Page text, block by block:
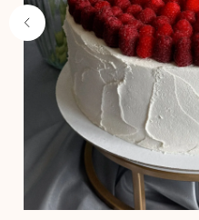
Не забудьте добавить
в корзину